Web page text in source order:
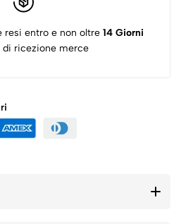
resi entro e non oltre 14 Giorni
di ricezione merce